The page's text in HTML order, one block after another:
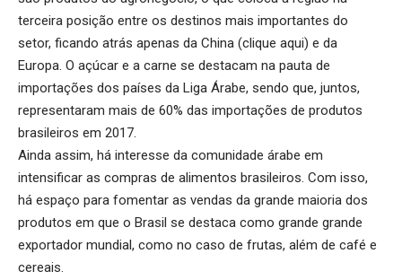
terceira posição entre os destinos mais importantes do
setor, ficando atrás apenas da China (clique aqui) e da
Europa. O açúcar e a carne se destacam na pauta de
importações dos países da Liga Árabe, sendo que, juntos,
representaram mais de 60% das importações de produtos
brasileiros em 2017.
Ainda assim, há interesse da comunidade árabe em
intensificar as compras de alimentos brasileiros. Com isso,
há espaço para fomentar as vendas da grande maioria dos
produtos em que o Brasil se destaca como grande grande
exportador mundial, como no caso de frutas, além de café e
cereais.